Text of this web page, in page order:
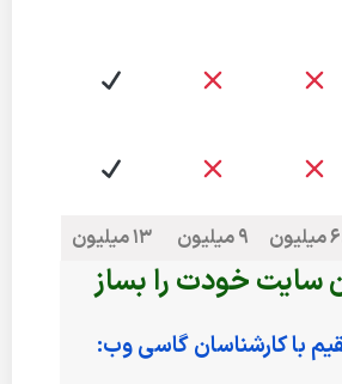
9 میلیون 13 میلیون
سایت خودت را بساز
با کارشناسان گاسی وب: